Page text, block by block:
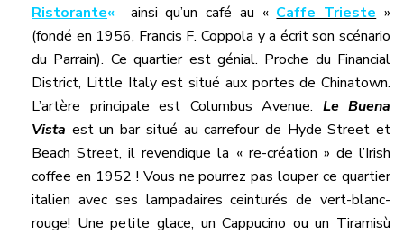
Ristorante« ainsi qu’un café au « Caffe Trieste »
(fondé en 1956, Francis F. Coppola y a écrit son scénario
du Parrain). Ce quartier est génial. Proche du Financial
District, Little Italy est situé aux portes de Chinatown.
L’artère principale est Columbus Avenue. Le Buena
Vista est un bar situé au carrefour de Hyde Street et
Beach Street, il revendique la « re-création » de l’Irish
coffee en 1952 ! Vous ne pourrez pas louper ce quartier
italien avec ses lampadaires ceinturés de vert-blanc-
rouge! Une petite glace, un Cappucino ou un Tiramisù